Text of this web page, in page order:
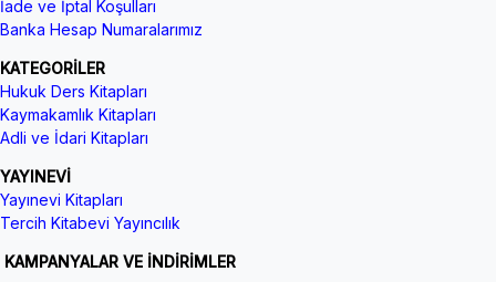
İade ve İptal Koşulları
Banka Hesap Numaralarımız
KATEGORİLER
Hukuk Ders Kitapları
Kaymakamlık Kitapları
Adli ve İdari Kitapları
YAYINEVİ
Yayınevi Kitapları
Tercih Kitabevi Yayıncılık
KAMPANYALAR VE İNDİRİMLER